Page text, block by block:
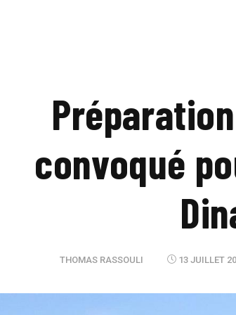
convoqué
THOMAS RASSOULI 13 JUILLET